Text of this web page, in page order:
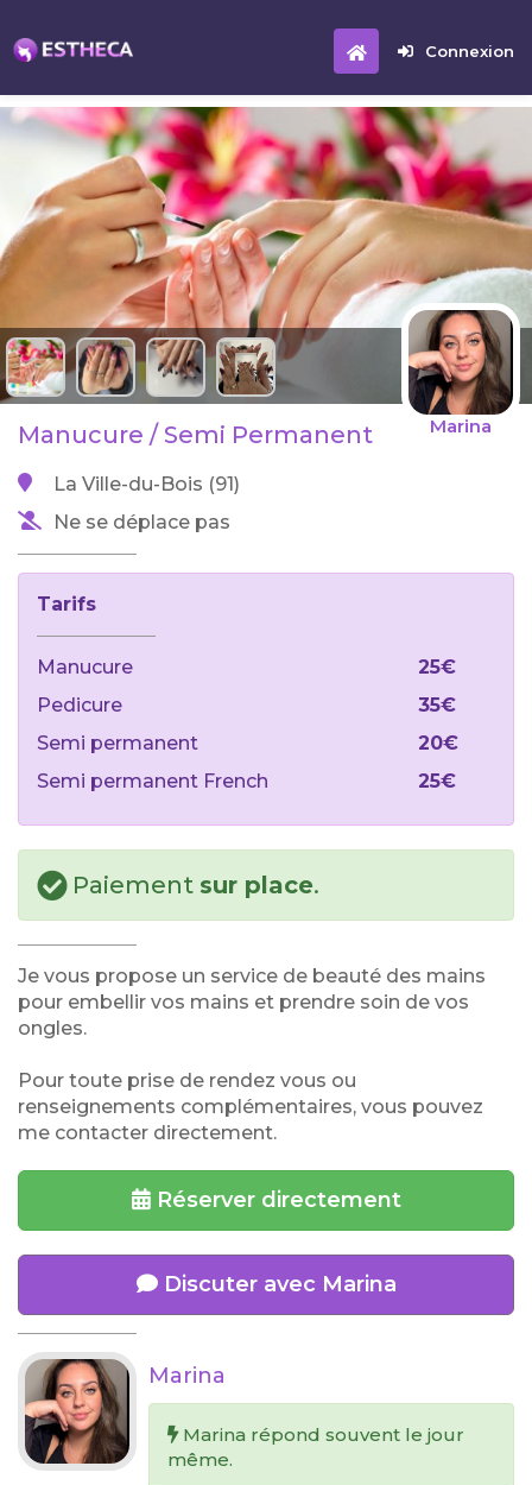
Connexion
Marina
Manucure / Semi Permanent
La Ville-du-Bois (91)
Ne se déplace pas
Tarifs
Manucure
25€
Pedicure
35€
Semi permanent
20€
Semi permanent French
25€
Paiement sur place.
Je vous propose un service de beauté des mains
pour embellir vos mains et prendre soin de vos
ongles.
Pour toute prise de rendez vous ou
renseignements complémentaires, vous pouvez
me contacter directement.
Réserver directement
Discuter avec Marina
Marina
Marina répond souvent le jour
même.